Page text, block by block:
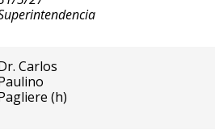
Carlos
(h)